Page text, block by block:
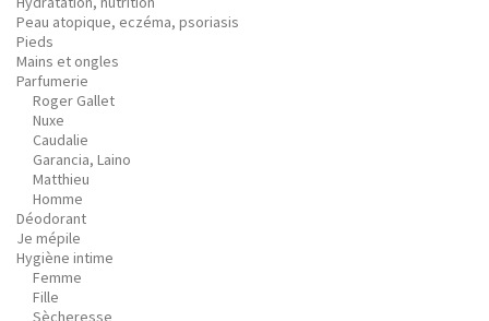
Peau atopique, eczéma, psoriasis
Pieds
Mains et ongles
Parfumerie
Roger Gallet
Nuxe
Caudalie
Garancia, Laino
Matthieu
Homme
Déodorant
Je mépile
Hygiène intime
Femme
Fille
Sècheresse